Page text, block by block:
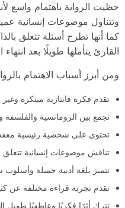
حظيت الرواية باهتمام واسع
وتتناول موضوعات إنسانية
كما أنها تطرح أسئلة تتعلق
القارئ يتأملها طويلًا بعد انتهاء
ومن أبرز أسباب الاهتمام
تقدم فكرة فانتازية مبتكرة وغير
تجمع بين الرومانسية
تحتوي على شخصية رئيسية
تناقش موضوعات إنسانية تتعلق
تتميز بلغة أدبية جميلة
تقدم تجربة قراءة مختلفة عن
تترك أثرًا فكريًا وعاطفيًا طويل